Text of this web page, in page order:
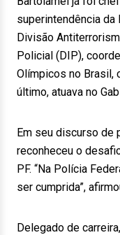
superintendência da
Divisão
Policial (DIP),
Olímpicos no Brasil,
último, atuava no
Em seu discurso de
reconheceu o
PF. “Na Polícia
ser cumprida”,
Delegado de